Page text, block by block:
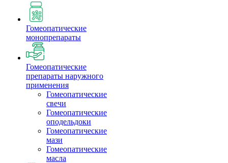
Гомеопатические
монопрепараты
Гомеопатические
препараты наружного
применения
Гомеопатические
свечи
Гомеопатические
оподельдоки
Гомеопатические
мази
Гомеопатические
масла